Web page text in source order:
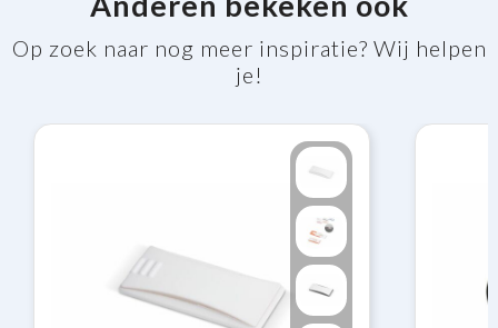
Op zoek naar nog meer inspiratie? Wij helpen
je!